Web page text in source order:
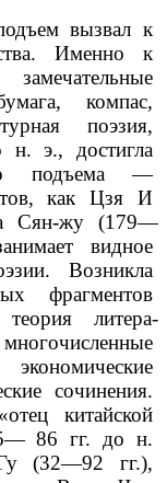
вызвал к
Именно к
компас,
поэзия,
э., достигла
подъема —
как Цзя И
Сян-жу (179—
видное
Возникла
фрагментов
теория литера­
сочинения.
китайской
86 гг. до н.
(32—92 гг.),